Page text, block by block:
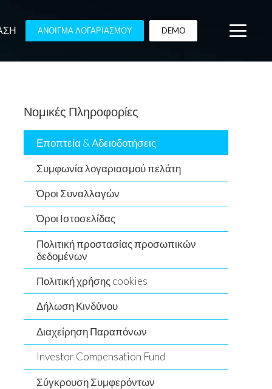
ΑΝΟΙΓΜΑ ΛΟΓΑΡΙΑΣΜΟΥ DEMO
Νομικές Πληροφορίες
Εποπτεία & Αδειοδοτήσεις
Συμφωνία λογαριασμού πελάτη
Όροι Συναλλαγών
Όροι Ιστοσελίδας
Πολιτική προστασίας προσωπικών
δεδομένων
Πολιτική χρήσης cookies
Δήλωση Κινδύνου
Διαχείρηση Παραπόνων
Investor Compensation Fund
Σύγκρουση Συμφερόντων